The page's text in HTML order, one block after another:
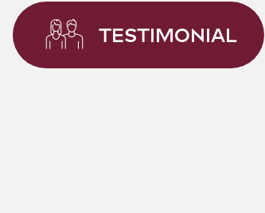
TESTIMONIAL